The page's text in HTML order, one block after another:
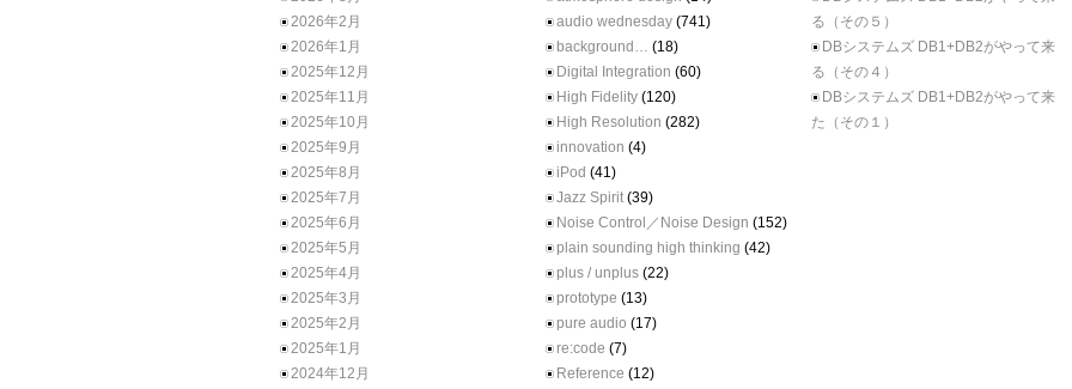
2026年2月
2026年1月
2025年12月
2025年11月
2025年10月
2025年9月
2025年8月
2025年7月
2025年6月
2025年5月
2025年4月
2025年3月
2025年2月
2025年1月
2024年12月
audio wednesday (741)
background… (18)
Digital Integration (60)
High Fidelity (120)
High Resolution (282)
innovation (4)
iPod (41)
Jazz Spirit (39)
Noise Control／Noise Design (152)
plain sounding high thinking (42)
plus / unplus (22)
prototype (13)
pure audio (17)
re:code (7)
Reference (12)
る（その５）
DBシステムズ DB1+DB2がやって来
る（その４）
DBシステムズ DB1+DB2がやって来
た（その１）